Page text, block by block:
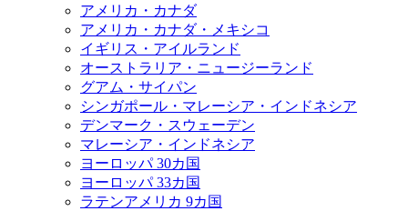
アメリカ・カナダ
アメリカ・カナダ・メキシコ
イギリス・アイルランド
オーストラリア・ニュージーランド
グアム・サイパン
シンガポール・マレーシア・インドネシア
デンマーク・スウェーデン
マレーシア・インドネシア
ヨーロッパ 30カ国
ヨーロッパ 33カ国
ラテンアメリカ 9カ国